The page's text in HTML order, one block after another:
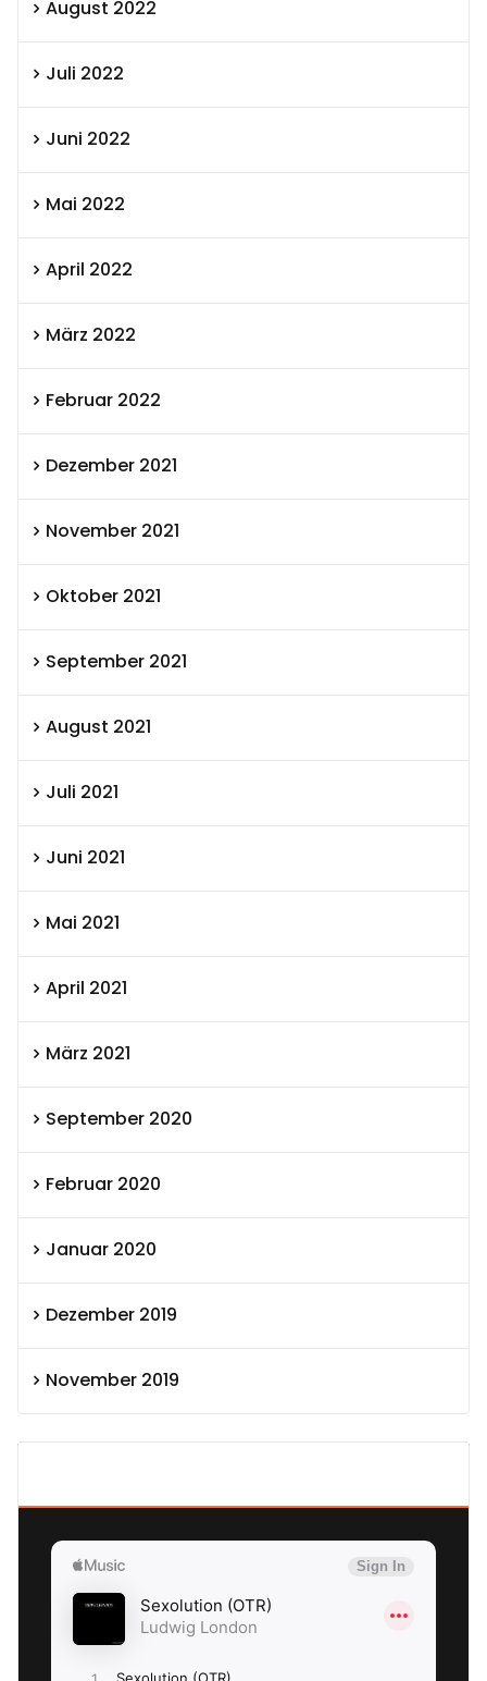
August 2022
Juli 2022
Juni 2022
Mai 2022
April 2022
März 2022
Februar 2022
Dezember 2021
November 2021
Oktober 2021
September 2021
August 2021
Juli 2021
Juni 2021
Mai 2021
April 2021
März 2021
September 2020
Februar 2020
Januar 2020
Dezember 2019
November 2019